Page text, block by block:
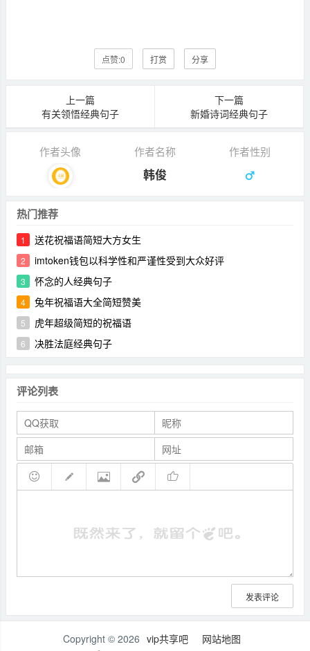
点赞:0 打赏 分享
上一篇
有关领悟经典句子
下一篇
新婚诗词经典句子
作者头像 作者名称 作者性别
韩俊
热门推荐
1 送花祝福语简短大方女生
2 imtoken钱包以科学性和严谨性受到大众好评
3 怀念的人经典句子
4 兔年祝福语大全简短赞美
5 虎年超级简短的祝福语
6 决胜法庭经典句子
评论列表
发表评论
Copyright © 2026 vip共享吧
网站地图